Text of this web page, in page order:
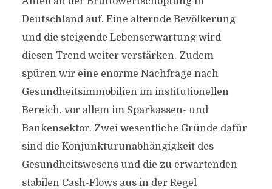
Deutschland auf. Eine alternde Bevölkerung
und die steigende Lebenserwartung wird
diesen Trend weiter verstärken. Zudem
spüren wir eine enorme Nachfrage nach
Gesundheitsimmobilien im institutionellen
Bereich, vor allem im Sparkassen- und
Bankensektor. Zwei wesentliche Gründe dafür
sind die Konjunkturunabhängigkeit des
Gesundheitswesens und die zu erwartenden
stabilen Cash-Flows aus in der Regel